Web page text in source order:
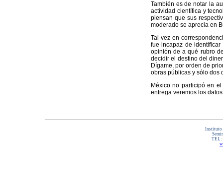
También es de notar la
actividad científica y
piensan que sus
moderado se aprecia en
Tal vez en
fue incapaz de
opinión de a qué rubro
decidir el destino del
Dígame, por orden de
obras públicas y sólo dos
México no participó en
entrega veremos los
Instituto
TEL: